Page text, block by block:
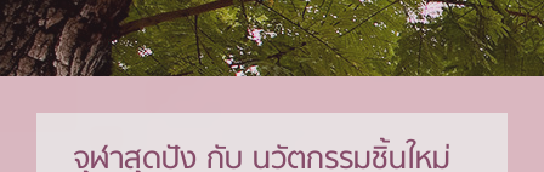
จุฬาสุดปัง กับ นวัตกรรมชิ้นใหม่